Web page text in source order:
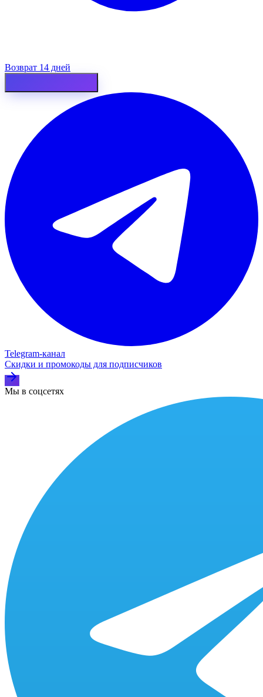
Возврат 14 дней
Telegram‑канал
Скидки и промокоды для подписчиков
Мы в соцсетях